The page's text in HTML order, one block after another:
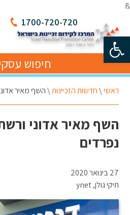
פתח סרגל נגישות
ß
1700-720-720
חיפוש
ראשי\חדשות הזכיינות\השף מאיר
השף מאיר אדוני
נפרדים
27 בינואר 2020
תיקי גולן, ynet